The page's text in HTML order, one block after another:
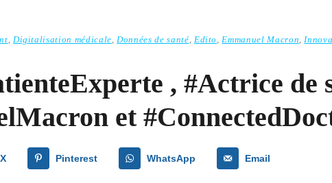
, Digitalisation médicale,Données de santé, Edito ,Emmanuel Macron,
, #Actrice de
et
X Pinterest WhatsApp Email